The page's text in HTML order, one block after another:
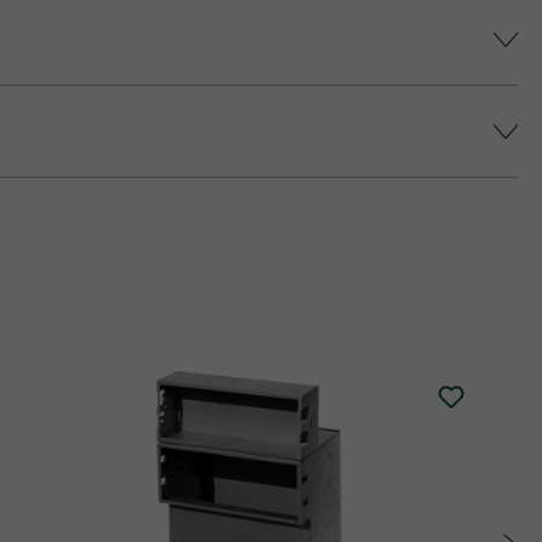
platina fedlap áll rendelkezésre (fedlap
impregnálását javasolja (ez felár
érjünk el, és elkerüljük a